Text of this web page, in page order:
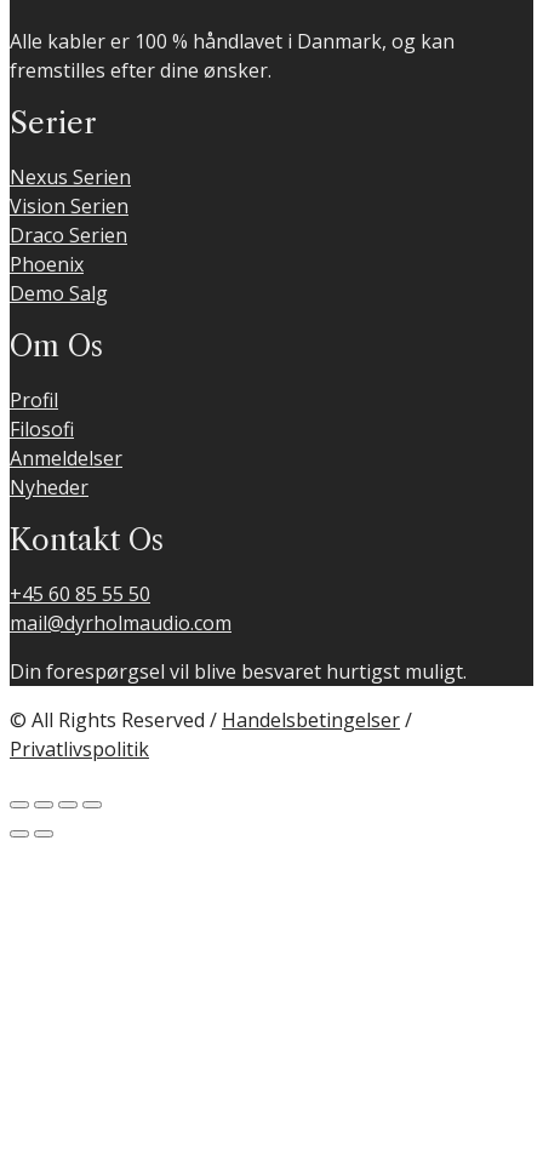
Alle kabler er 100 % håndlavet i Danmark, og kan
fremstilles efter dine ønsker.
Serier
Nexus Serien
Vision Serien
Draco Serien
Phoenix
Demo Salg
Om Os
Profil
Filosofi
Anmeldelser
Nyheder
Kontakt Os
+45 60 85 55 50
mail@dyrholmaudio.com
Din forespørgsel vil blive besvaret hurtigst muligt.
© All Rights Reserved / Handelsbetingelser/
Privatlivspolitik